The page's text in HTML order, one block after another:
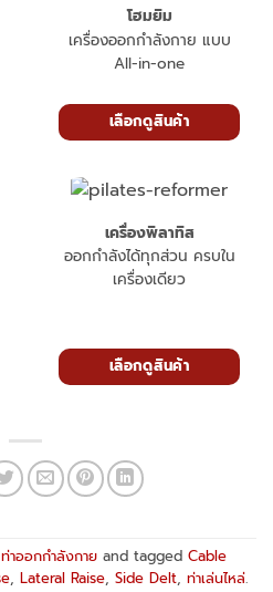
โฮมยิม
เครื่องออกกำลังกาย แบบ
All-in-one
เลือกดูสินค้า
เครื่องพิลาทิส
ออกกำลังได้ทุกส่วน ครบใน
เครื่องเดียว
เลือกดูสินค้า
ท่าออกกำลังกาย and tagged Cable
, Lateral Raise, Side Delt, ท่าเล่นไหล่.